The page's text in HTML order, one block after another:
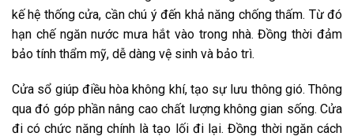
kế hệ thống cửa, cần chú ý đến khả năng chống thấm. Từ đó
hạn chế ngăn nước mưa hắt vào trong nhà. Đồng thời đảm
bảo tính thẩm mỹ, dễ dàng vệ sinh và bảo trì.
Cửa sổ giúp điều hòa không khí, tạo sự lưu thông gió. Thông
qua đó góp phần nâng cao chất lượng không gian sống. Cửa
đi có chức năng chính là tạo lối đi lại. Đồng thời ngăn cách